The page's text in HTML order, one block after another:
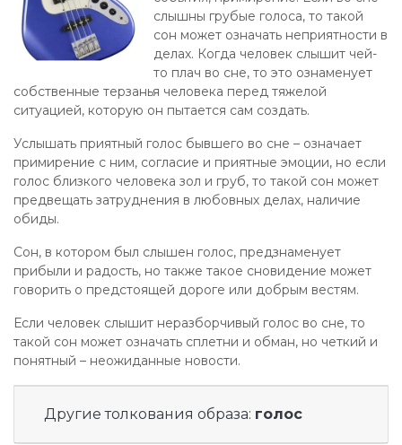
слышны грубые голоса, то такой
сон может означать неприятности в
делах. Когда человек слышит чей-
то плач во сне, то это ознаменует
собственные терзанья человека перед тяжелой
ситуацией, которую он пытается сам создать.
Услышать приятный голос бывшего во сне – означает
примирение с ним, согласие и приятные эмоции, но если
голос близкого человека зол и груб, то такой сон может
предвещать затруднения в любовных делах, наличие
обиды.
Сон, в котором был слышен голос, предзнаменует
прибыли и радость, но также такое сновидение может
говорить о предстоящей дороге или добрым вестям.
Если человек слышит неразборчивый голос во сне, то
такой сон может означать сплетни и обман, но четкий и
понятный – неожиданные новости.
Другие толкования образа: голос